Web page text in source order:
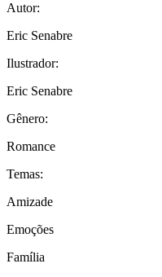
Autor:
Eric Senabre
Ilustrador:
Eric Senabre
Gênero:
Romance
Temas:
Amizade
Emoções
Família